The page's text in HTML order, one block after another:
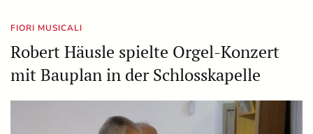
FIORI MUSICALI
Robert Häusle spielte Orgel-Konzert
mit Bauplan in der Schlosskapelle